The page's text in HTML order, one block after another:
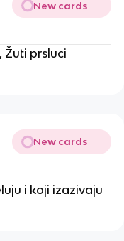
New cards
prsluci
New cards
i koji izazivaju